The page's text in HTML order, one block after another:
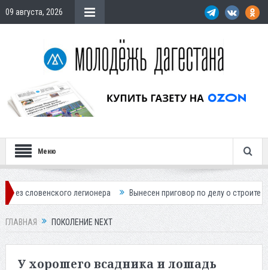
09 августа, 2026
Меню
Вынесен приговор по делу о строительстве гостиницы у
ГЛАВНАЯ ПОКОЛЕНИЕ NEXT
У хорошего всадника и лошадь